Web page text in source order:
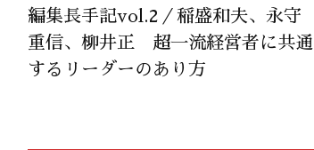
編集長手記vol.2／稲盛和夫、永守
重信、柳井正 超一流経営者に共通
するリーダーのあり方